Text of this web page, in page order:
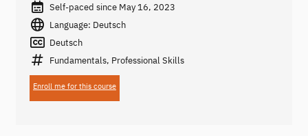
Self-paced since May 16, 2023
Language: Deutsch
Deutsch
Fundamentals, Professional Skills
Enroll me for this course